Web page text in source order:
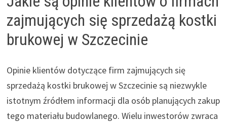
zajmujących się sprzedażą kostki
brukowej w Szczecinie
Opinie klientów dotyczące firm zajmujących się
sprzedażą kostki brukowej w Szczecinie są niezwykle
istotnym źródłem informacji dla osób planujących zakup
tego materiału budowlanego. Wielu inwestorów zwraca